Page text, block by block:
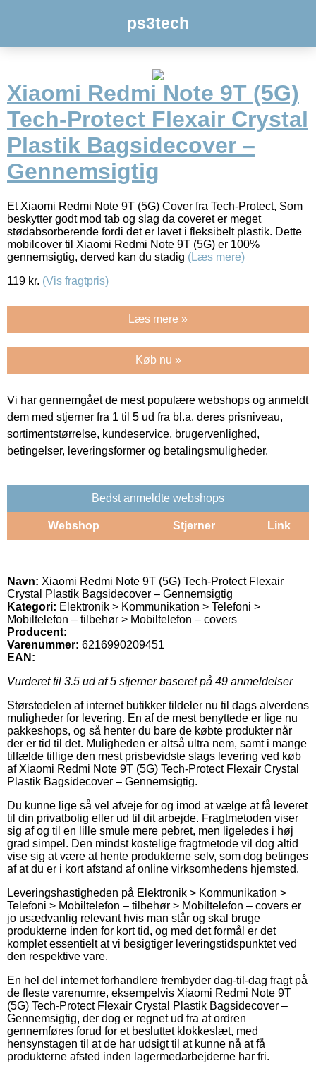
ps3tech
Xiaomi Redmi Note 9T (5G)
Tech-Protect Flexair Crystal
Plastik Bagsidecover –
Gennemsigtig
Et Xiaomi Redmi Note 9T (5G) Cover fra Tech-Protect, Som
beskytter godt mod tab og slag da coveret er meget
stødabsorberende fordi det er lavet i fleksibelt plastik. Dette
mobilcover til Xiaomi Redmi Note 9T (5G) er 100%
gennemsigtig, derved kan du stadig (Læs mere)
119 kr. (Vis fragtpris)
Læs mere »
Køb nu »
Vi har gennemgået de mest populære webshops og anmeldt
dem med stjerner fra 1 til 5 ud fra bl.a. deres prisniveau,
sortimentstørrelse, kundeservice, brugervenlighed,
betingelser, leveringsformer og betalingsmuligheder.
Bedst anmeldte webshops
Webshop Stjerner Link
Navn: Xiaomi Redmi Note 9T (5G) Tech-Protect Flexair
Crystal Plastik Bagsidecover – Gennemsigtig
Kategori: Elektronik > Kommunikation > Telefoni >
Mobiltelefon – tilbehør > Mobiltelefon – covers
Producent:
Varenummer: 6216990209451
EAN:
Vurderet til 3.5 ud af 5 stjerner baseret på 49 anmeldelser
Størstedelen af internet butikker tildeler nu til dags alverdens
muligheder for levering. En af de mest benyttede er lige nu
pakkeshops, og så henter du bare de købte produkter når
der er tid til det. Muligheden er altså ultra nem, samt i mange
tilfælde tillige den mest prisbevidste slags levering ved køb
af Xiaomi Redmi Note 9T (5G) Tech-Protect Flexair Crystal
Plastik Bagsidecover – Gennemsigtig.
Du kunne lige så vel afveje for og imod at vælge at få leveret
til din privatbolig eller ud til dit arbejde. Fragtmetoden viser
sig af og til en lille smule mere pebret, men ligeledes i høj
grad simpel. Den mindst kostelige fragtmetode vil dog altid
vise sig at være at hente produkterne selv, som dog betinges
af at du er i kort afstand af online virksomhedens hjemsted.
Leveringshastigheden på Elektronik > Kommunikation >
Telefoni > Mobiltelefon – tilbehør > Mobiltelefon – covers er
jo usædvanlig relevant hvis man står og skal bruge
produkterne inden for kort tid, og med det formål er det
komplet essentielt at vi besigtiger leveringstidspunktet ved
den respektive vare.
En hel del internet forhandlere frembyder dag-til-dag fragt på
de fleste varenumre, eksempelvis Xiaomi Redmi Note 9T
(5G) Tech-Protect Flexair Crystal Plastik Bagsidecover –
Gennemsigtig, der dog er regnet ud fra at ordren
gennemføres forud for et besluttet klokkeslæt, med
hensynstagen til at de har udsigt til at kunne nå at få
produkterne afsted inden lagermedarbejderne har fri.